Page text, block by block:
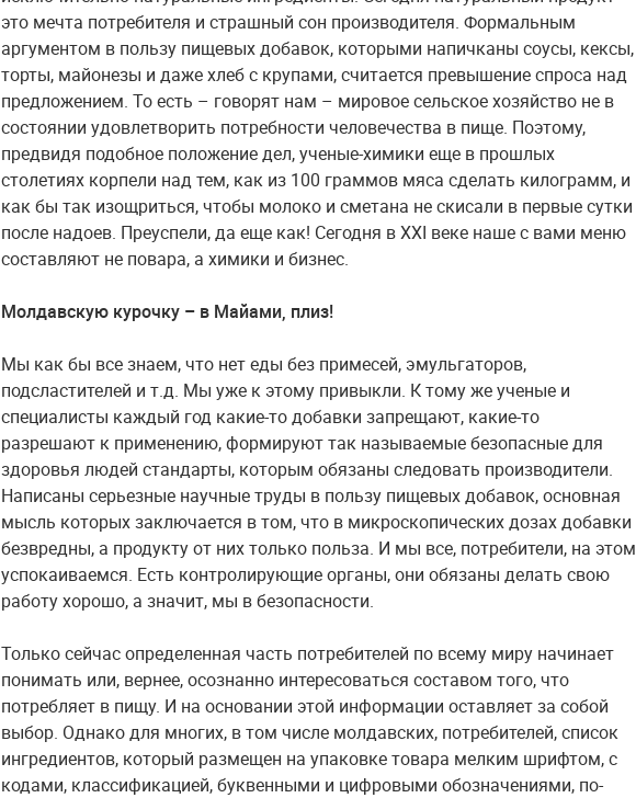
это мечта потребителя и страшный сон производителя. Формальным
аргументом в пользу пищевых добавок, которыми напичканы соусы, кексы,
торты, майонезы и даже хлеб с крупами, считается превышение спроса над
предложением. То есть – говорят нам – мировое сельское хозяйство не в
состоянии удовлетворить потребности человечества в пище. Поэтому,
предвидя подобное положение дел, ученые-химики еще в прошлых
столетиях корпели над тем, как из 100 граммов мяса сделать килограмм, и
как бы так изощриться, чтобы молоко и сметана не скисали в первые сутки
после надоев. Преуспели, да еще как! Сегодня в XXI веке наше с вами меню
составляют не повара, а химики и бизнес.
Молдавскую курочку – в Майами, плиз!
Мы как бы все знаем, что нет еды без примесей, эмульгаторов,
подсластителей и т.д. Мы уже к этому привыкли. К тому же ученые и
специалисты каждый год какие-то добавки запрещают, какие-то
разрешают к применению, формируют так называемые безопасные для
здоровья людей стандарты, которым обязаны следовать производители.
Написаны серьезные научные труды в пользу пищевых добавок, основная
мысль которых заключается в том, что в микроскопических дозах добавки
безвредны, а продукту от них только польза. И мы все, потребители, на этом
успокаиваемся. Есть контролирующие органы, они обязаны делать свою
работу хорошо, а значит, мы в безопасности.
Только сейчас определенная часть потребителей по всему миру начинает
понимать или, вернее, осознанно интересоваться составом того, что
потребляет в пищу. И на основании этой информации оставляет за собой
выбор. Однако для многих, в том числе молдавских, потребителей, список
ингредиентов, который размещен на упаковке товара мелким шрифтом, с
кодами, классификацией, буквенными и цифровыми обозначениями, по-